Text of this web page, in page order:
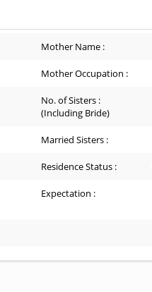
Mother Name :
Mother Occupation :
No. of Sisters :
(Including Bride)
Married Sisters :
Residence Status :
Expectation :